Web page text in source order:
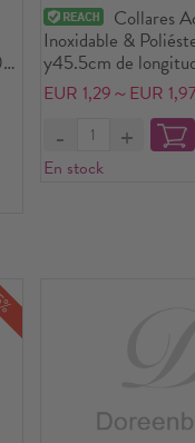
Collares
Inoxidable &
y45.5cm de
Unidades
EUR 1,29～EUR
En stock